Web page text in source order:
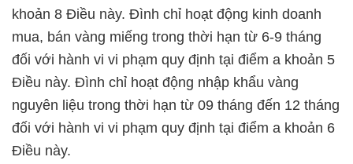
khoản 8 Điều này. Đình chỉ hoạt động kinh doanh
mua, bán vàng miếng trong thời hạn từ 6-9 tháng
đối với hành vi vi phạm quy định tại điểm a khoản 5
Điều này. Đình chỉ hoạt động nhập khẩu vàng
nguyên liệu trong thời hạn từ 09 tháng đến 12 tháng
đối với hành vi vi phạm quy định tại điểm a khoản 6
Điều này.